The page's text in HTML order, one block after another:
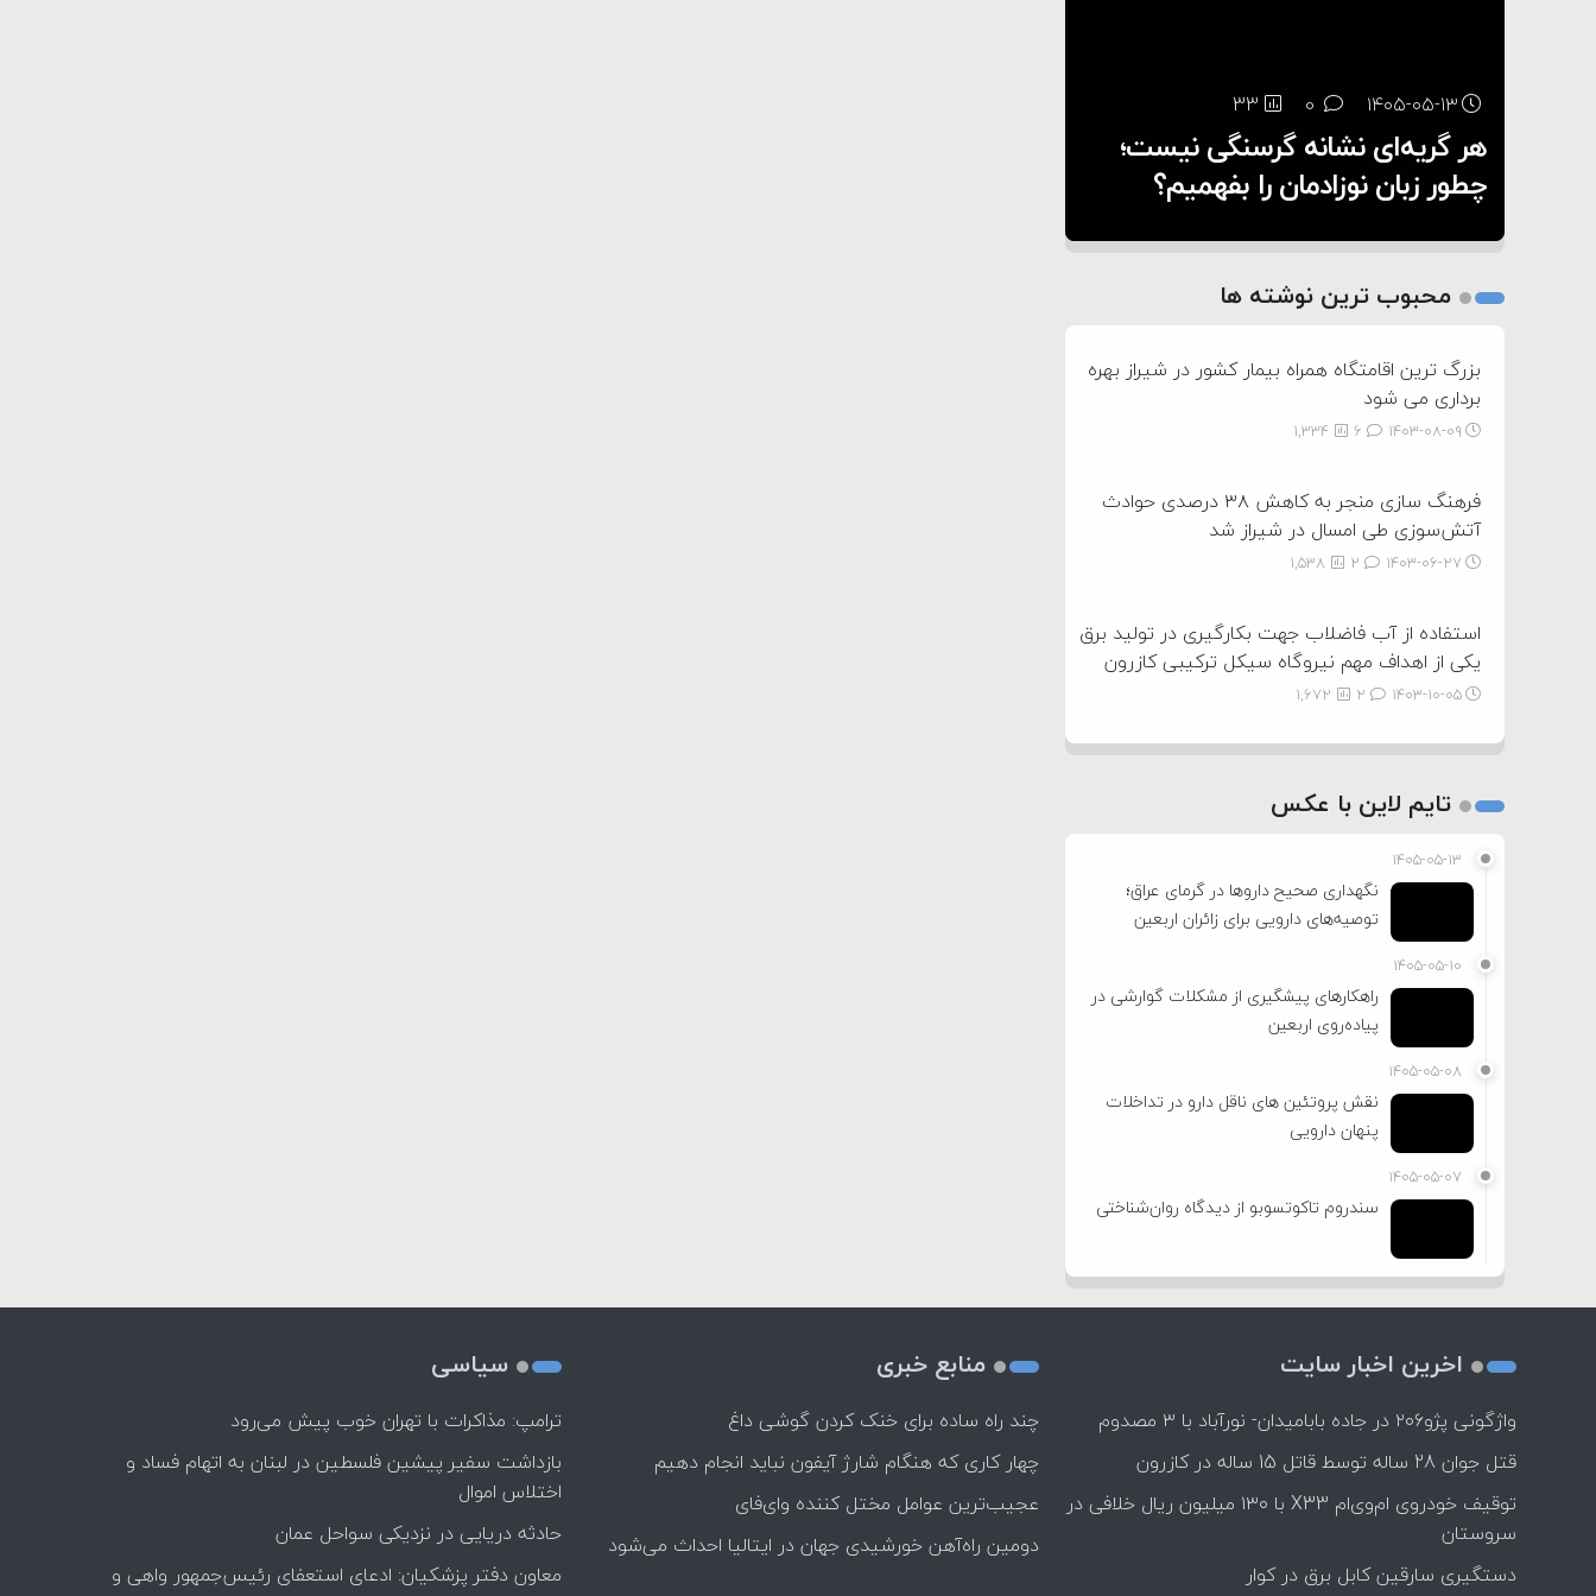
۱۴۰۵-۰۵-۱۳ 33
هر گریه‌ای نشانه گرسنگی نیست؛
چطور زبان نوزادمان را بفهمیم؟
۱۴۰۵-۰۵-۱۲ 24
تغذیه پدر می‌تواند بر سلامت نوزاد
تأثیر بگذارد
۱۴۰۵-۰۵-۱۲ 0
11
روی دیگر زندگی
2
محبوب ترین نوشته ها
بزرگ ترین اقامتگاه همراه بیمار کشور در شیراز بهره
برداری می شود
۱۴۰۳-۰۸-۰۹ 1,334
فرهنگ سازی منجر به کاهش ۳۸ درصدی حوادث
آتش‌سوزی طی امسال در شیراز شد
۱۴۰۳-۰۶-۲۷ 1,538
استفاده از آب فاضلاب جهت بکارگیری در تولید برق
یکی از اهداف مهم نیروگاه سیکل ترکیبی کازرون
۱۴۰۳-۱۰-۰۵ 1,672
تایم لاین با عکس
۱۴۰۵-۰۵-۱۳
نگهداری صحیح داروها در گرمای عراق؛
توصیه‌های دارویی برای زائران اربعین
۱۴۰۵-۰۵-۱۰
راهکارهای پیشگیری از مشکلات گوارشی در
پیاده‌روی اربعین
۱۴۰۵-۰۵-۰۸
نقش پروتئین های ناقل دارو در تداخلات
پنهان دارویی
۱۴۰۵-۰۵-۰۷
سندروم تاکوتسوبو از دیدگاه روان‌شناختی
اخرین اخبار سایت
واژگونی پژو۲۰۶ در جاده بابامیدان- نورآباد با ۳ مصدوم
قتل جوان 28 ساله توسط قاتل 15 ساله در کازرون
توقیف خودروی ام‌وی‌ام X33 با ۱۳۰ میلیون ریال خلافی در
سروستان
دستگیری سارقین کابل برق در کوار
منابع خبری
چند راه‌ ساده برای خنک کردن گوشی داغ
چهار کاری که هنگام شارژ آیفون نباید انجام دهیم
عجیب‌ترین عوامل مختل کننده وای‌فای
دومین راه‌آهن خورشیدی جهان در ایتالیا احداث می‌شود
سیاسی
ترامپ: مذاکرات با تهران خوب پیش می‌رود
بازداشت سفیر پیشین فلسطین در لبنان به اتهام فساد و
اختلاس اموال
حادثه دریایی در نزدیکی سواحل عمان
معاون دفتر پزشکیان: ادعای استعفای رئیس‌جمهور واهی و